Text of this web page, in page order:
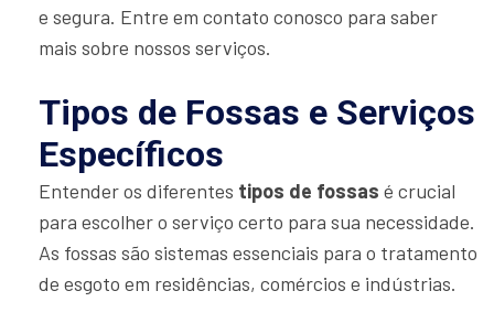
e segura. Entre em contato conosco para saber
mais sobre nossos serviços.
Tipos de Fossas e Serviços
Específicos
Entender os diferentes tipos de fossas é crucial
para escolher o serviço certo para sua necessidade.
As fossas são sistemas essenciais para o tratamento
de esgoto em residências, comércios e indústrias.